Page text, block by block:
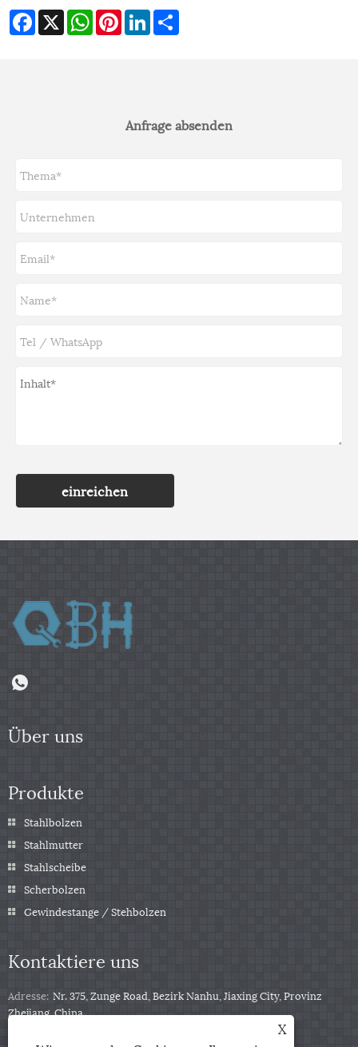
Facebook
X WhatsAppPinterestLinkedIn
Anfrage absenden
einreichen
Über uns
Produkte
Stahlbolzen
Stahlmutter
Stahlscheibe
Scherbolzen
Gewindestange / Stehbolzen
Kontaktiere uns
Adresse: Nr. 375, Zunge Road, Bezirk Nanhu, Jiaxing City, Provinz
Zhejiang, China
X